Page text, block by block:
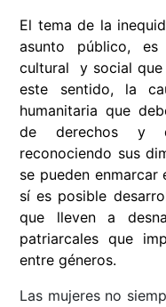
El tema de la
asunto público,
cultural y social
este sentido, la
humanitaria que
de derechos y
reconociendo sus
se pueden
sí es posible
que lleven a
patriarcales que
entre géneros.
Las mujeres no